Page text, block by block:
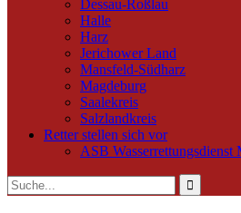
Dessau-Roßlau
Halle
Harz
Jerichower Land
Mansfeld-Südharz
Magdeburg
Saalekreis
Salzlandkreis
Retter stellen sich vor
ASB Wasserrettungsdienst